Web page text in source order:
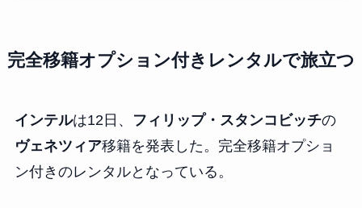
完全移籍オプション付きレンタルで旅立つ
インテルは12日、 フィリップ・スタンコビッチの
ヴェネツィア移籍を発表した。完全移籍オプショ
ン付きのレンタルとなっている。